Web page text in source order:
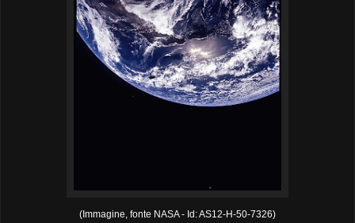
(Immagine, fonte NASA - Id: AS12-H-50-7326)